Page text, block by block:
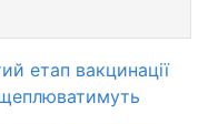
етап вакцинації